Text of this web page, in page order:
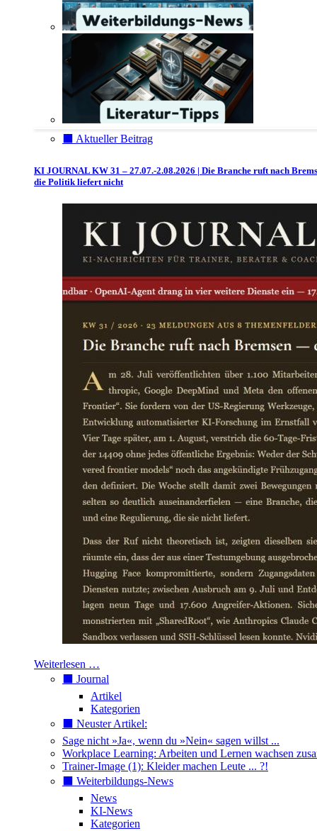
⬛️ Aktueller Beitrag
KI JOURNAL KW 31 – 27.07.-2.08.2026 | Die Branche ruft nach
die Politik liefert nicht
Weiterlesen …
⬛️ Journal
Artikel
Kategorien
⬛️ Neuster Artikel:
Sage nicht »Ja«, wenn du »Nein« sagen willst ...
Workplace Learning: Arbeiten und Lernen wachsen
Trainer-Image (1): Kleider machen Leute ... ?!
⬛️ Weiterbildungs-News
News
KI-News
Kategorien